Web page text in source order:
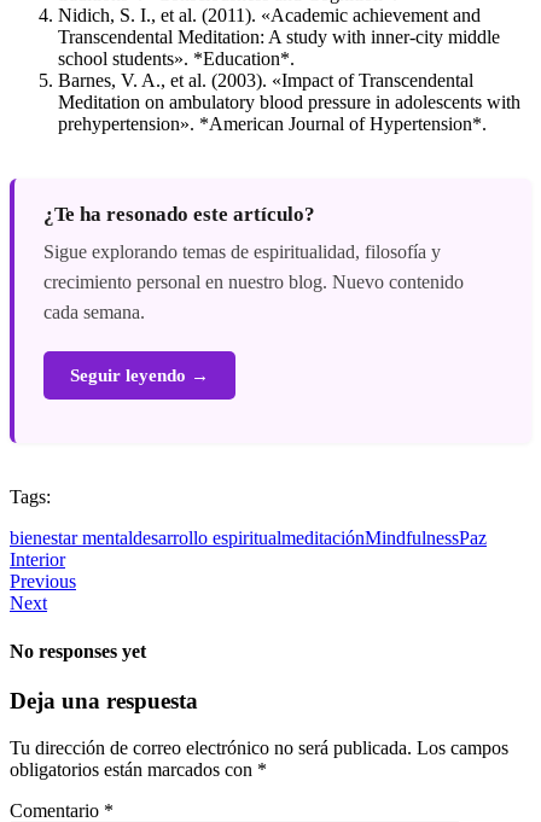
Nidich, S. I., et al. (2011). «Academic achievement and
Transcendental Meditation: A study with inner-city middle
school students». *Education*.
Barnes, V. A., et al. (2003). «Impact of Transcendental
Meditation on ambulatory blood pressure in adolescents with
prehypertension». *American Journal of Hypertension*.
¿Te ha resonado este artículo?
Sigue explorando temas de espiritualidad, filosofía y
crecimiento personal en nuestro blog. Nuevo contenido
cada semana.
Seguir leyendo →
Tags:
bienestar mentaldesarrollo espiritualmeditaciónMindfulnessPaz
Interior
Previous
Next
No responses yet
Deja una respuesta
Tu dirección de correo electrónico no será publicada. Los campos
obligatorios están marcados con *
Comentario *